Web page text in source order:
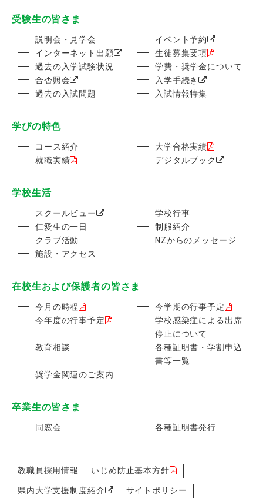
受験生の皆さま
説明会・見学会
イベント予約
インターネット出願
生徒募集要項
過去の入学試験状況
学費・奨学金について
合否照会
入学手続き
過去の入試問題
入試情報特集
学びの特色
コース紹介
大学合格実績
就職実績
デジタルブック
学校生活
スクールビュー
学校行事
仁愛生の一日
制服紹介
クラブ活動
NZからのメッセージ
施設・アクセス
在校生および保護者の皆さま
今月の時程
今学期の行事予定
今年度の行事予定
学校感染症による出席
停止について
教育相談
各種証明書・学割申込
書等一覧
奨学金関連のご案内
卒業生の皆さま
同窓会 各種証明書発行
教職員採用情報 いじめ防止基本方針
県内大学支援制度紹介 サイトポリシー